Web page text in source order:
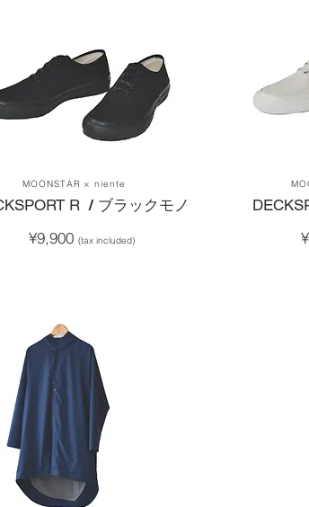
MOONSTAR × niente
R/ ブラックモノ
¥9,900 (tax included)